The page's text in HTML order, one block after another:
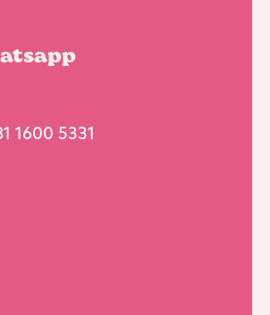
1600 5331